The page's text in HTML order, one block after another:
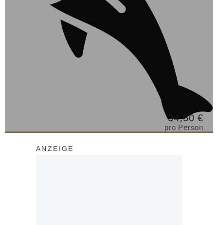
34,50 €
pro Person
ANZEIGE